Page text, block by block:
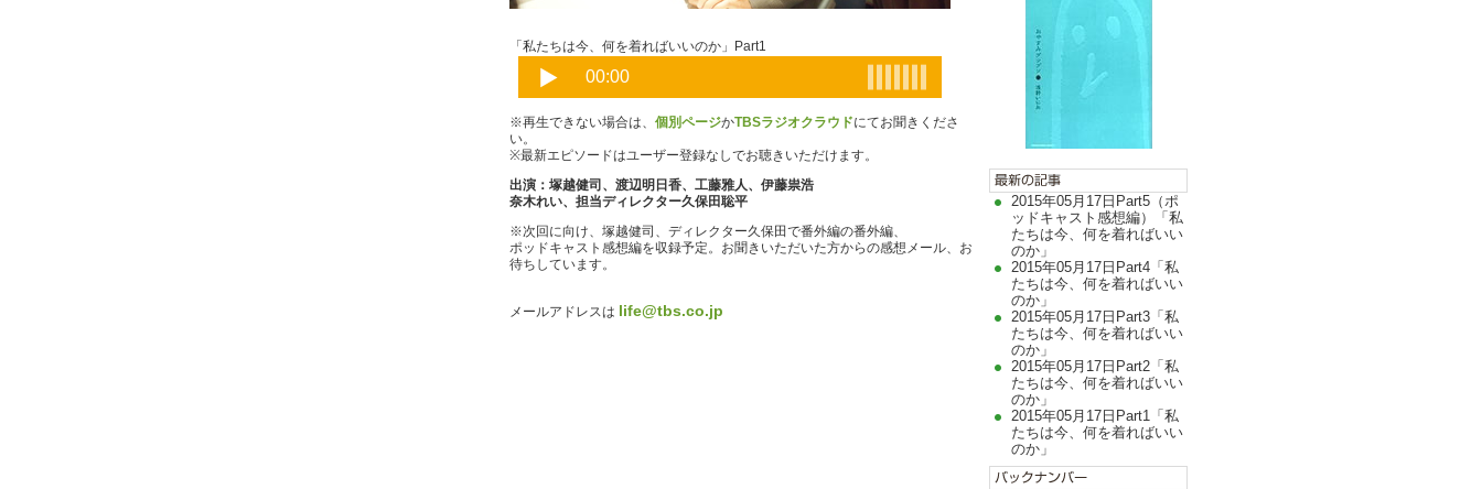
2015年05月17日Part5（ポ
ッドキャスト感想編）「私
たちは今、何を着ればいい
のか」
2015年05月17日Part4「私
たちは今、何を着ればいい
のか」
2015年05月17日Part3「私
たちは今、何を着ればいい
のか」
2015年05月17日Part2「私
たちは今、何を着ればいい
のか」
2015年05月17日Part1「私
たちは今、何を着ればいい
のか」
「私たちは今、何を着ればいいのか」Part1
※再生できない場合は、 個別ページかTBSラジオクラウドにてお聞きくださ
い。
※最新エピソードはユーザー登録なしでお聴きいただけます。
出演：塚越健司、渡辺明日香、工藤雅人、伊藤祟浩
奈木れい、担当ディレクター久保田聡平
※次回に向け、塚越健司、ディレクター久保田で番外編の番外編、
ポッドキャスト感想編を収録予定。お聞きいただいた方からの感想メール、お
待ちしています。
メールアドレスは life@tbs.co.jp